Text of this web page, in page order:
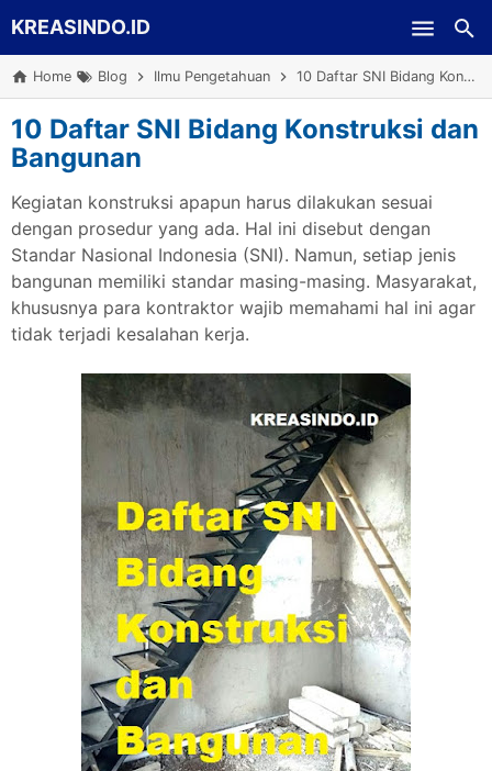
KREASINDO.ID
Home Blog Ilmu Pengetahuan 10 Daftar SNI Bidang Konstruksi dan Bangunan
10 Daftar SNI Bidang Konstruksi dan
Bangunan
Kegiatan konstruksi apapun harus dilakukan sesuai
dengan prosedur yang ada. Hal ini disebut dengan
Standar Nasional Indonesia (SNI). Namun, setiap jenis
bangunan memiliki standar masing-masing. Masyarakat,
khususnya para kontraktor wajib memahami hal ini agar
tidak terjadi kesalahan kerja.